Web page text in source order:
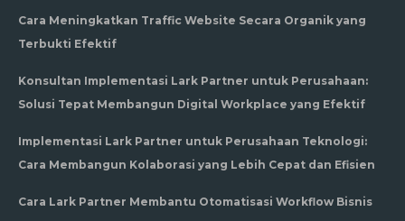
Cara Meningkatkan Traffic Website Secara Organik yang
Terbukti Efektif
Konsultan Implementasi Lark Partner untuk Perusahaan:
Solusi Tepat Membangun Digital Workplace yang Efektif
Implementasi Lark Partner untuk Perusahaan Teknologi:
Cara Membangun Kolaborasi yang Lebih Cepat dan Efisien
Cara Lark Partner Membantu Otomatisasi Workflow Bisnis